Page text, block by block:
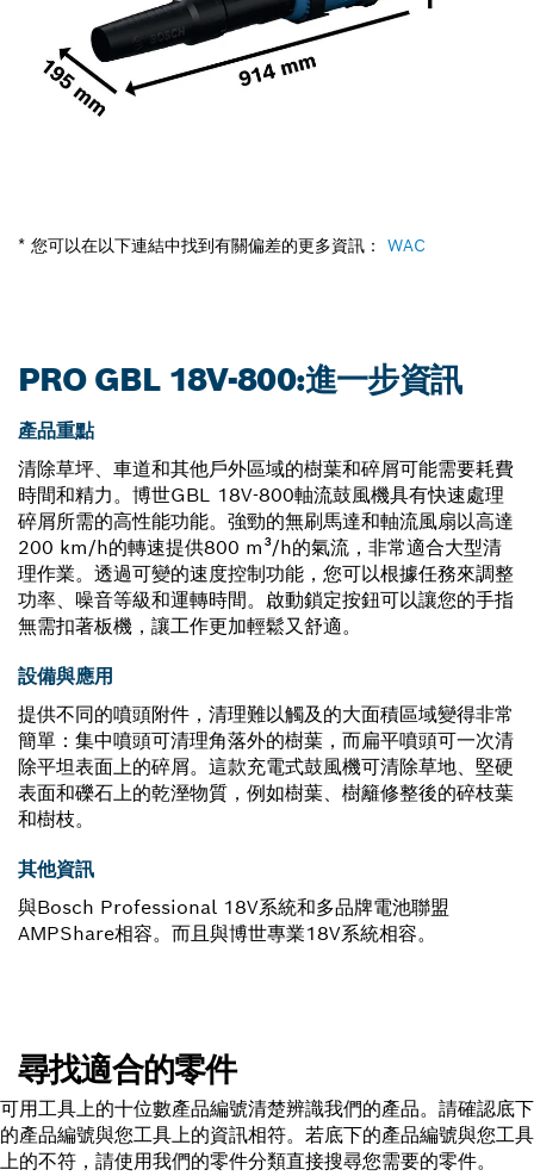
* 您可以在以下連結中找到有關偏差的更多資訊： WAC
PRO GBL 18V-800:進一步資訊
產品重點
清除草坪、車道和其他戶外區域的樹葉和碎屑可能需要耗費
時間和精力。博世GBL 18V-800軸流鼓風機具有快速處理
碎屑所需的高性能功能。強勁的無刷馬達和軸流風扇以高達
200 km/h的轉速提供800 m³/h的氣流，非常適合大型清
理作業。透過可變的速度控制功能，您可以根據任務來調整
功率、噪音等級和運轉時間。啟動鎖定按鈕可以讓您的手指
無需扣著板機，讓工作更加輕鬆又舒適。
設備與應用
提供不同的噴頭附件，清理難以觸及的大面積區域變得非常
簡單：集中噴頭可清理角落外的樹葉，而扁平噴頭可一次清
除平坦表面上的碎屑。這款充電式鼓風機可清除草地、堅硬
表面和礫石上的乾溼物質，例如樹葉、樹籬修整後的碎枝葉
和樹枝。
其他資訊
與Bosch Professional 18V系統和多品牌電池聯盟
AMPShare相容。而且與博世專業18V系統相容。
尋找適合的零件
可用工具上的十位數產品編號清楚辨識我們的產品。請確認底下
的產品編號與您工具上的資訊相符。若底下的產品編號與您工具
上的不符，請使用我們的零件分類直接搜尋您需要的零件。